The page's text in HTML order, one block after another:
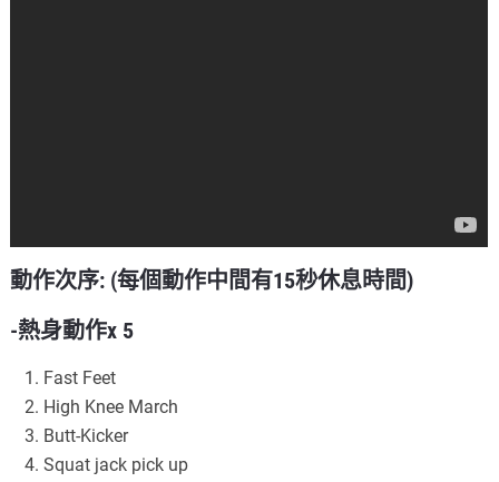
動作次序: (每個動作中間有15秒休息時間)
-熱身動作x 5
Fast Feet
High Knee March
Butt-Kicker
Squat jack pick up